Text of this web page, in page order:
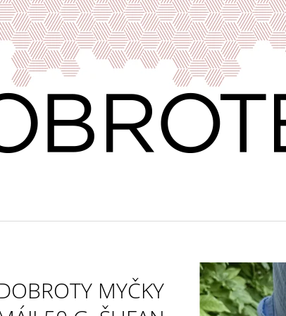
MYČKY
CO POTŘEBUJETE NAJÍT?
HLEDAT
VÍNO & DOBROTY 11
PRAŽENÁ